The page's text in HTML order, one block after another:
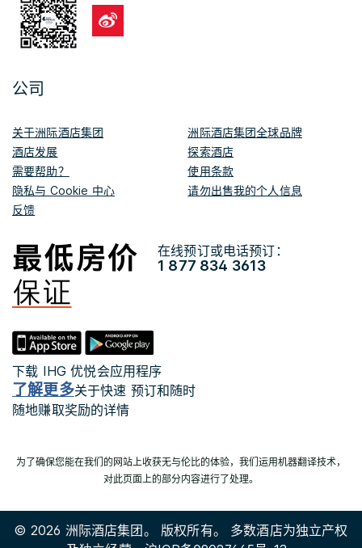
公司
关于洲际酒店集团
洲际酒店集团全球品牌
酒店发展
探索酒店
需要帮助？
使用条款
隐私与 Cookie 中心
请勿出售我的个人信息
反馈
在线预订或电话预订：
1 877 834 3613
下载 IHG 优悦会应用程序
了解更多关于快速 预订和随时
随地赚取奖励的详情
为了确保您能在我们的网站上收获无与伦比的体验，我们运用机器翻译技术，
对此页面上的部分内容进行了处理。
© 2026 洲际酒店集团。 版权所有。 多数酒店为独立产权